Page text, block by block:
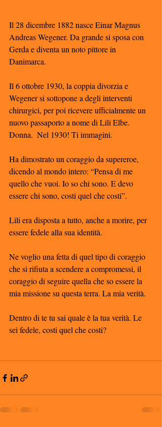
Il 28 dicembre 1882 nasce Einar Magnus
Andreas Wegener. Da grande si sposa con
Gerda e diventa un noto pittore in
Danimarca.
Il 6 ottobre 1930, la coppia divorzia e
Wegener si sottopone a degli interventi
chirurgici, per poi ricevere ufficialmente un
nuovo passaporto a nome di Lili Elbe.
Donna.  Nel 1930! Ti immagini.
Ha dimostrato un coraggio da supereroe,
dicendo al mondo intero: “Pensa di me
quello che vuoi. Io so chi sono. E devo
essere chi sono, costi quel che costi”.
Lili era disposta a tutto, anche a morire, per
essere fedele alla sua identità.
Ne voglio una fetta di quel tipo di coraggio
che si rifiuta a scendere a compromessi, il
coraggio di seguire quella che so essere la
mia missione su questa terra. La mia verità.
Dentro di te tu sai quale è la tua verità. Le
sei fedele, costi quel che costi?